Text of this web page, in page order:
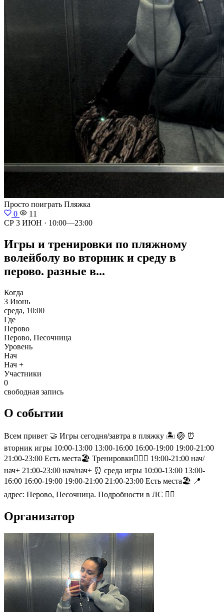
Просто поиграть Пляжка
0
11
СР 3 ИЮН · 10:00—23:00
Игры и тренировки по пляжному
волейболу во вторник и среду в
перово. разные в...
Когда
3 Июнь
среда, 10:00
Где
Перово
Перово, Песочница
Уровень
Нач
Нач +
Участники
0
свободная запись
О событии
Всем привет 🤝 Игры сегодня/завтра в пляжку 🏝️ 🏐 ⏰
вторник игры 10:00-13:00 13:00-16:00 16:00-19:00 19:00-21:00
21:00-23:00 Есть места🏖️ Тренировки🏋🏻‍♂️ 19:00-21:00 нач/
нач+ 21:00-23:00 нач/нач+ ⏰ среда игры 10:00-13:00 13:00-
16:00 16:00-19:00 19:00-21:00 21:00-23:00 Есть места🏖️ 📍
адрес: Перово, Песочница. Подробности в ЛС ✍🏼
Организатор